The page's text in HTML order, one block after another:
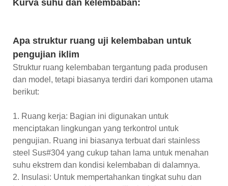
Kurva suhu dan kelembaban:
Apa struktur ruang uji kelembaban untuk
pengujian iklim
Struktur ruang kelembaban tergantung pada produsen
dan model, tetapi biasanya terdiri dari komponen utama
berikut:
1. Ruang kerja: Bagian ini digunakan untuk
menciptakan lingkungan yang terkontrol untuk
pengujian. Ruang ini biasanya terbuat dari stainless
steel Sus#304 yang cukup tahan lama untuk menahan
suhu ekstrem dan kondisi kelembaban di dalamnya.
2. Insulasi: Untuk mempertahankan tingkat suhu dan